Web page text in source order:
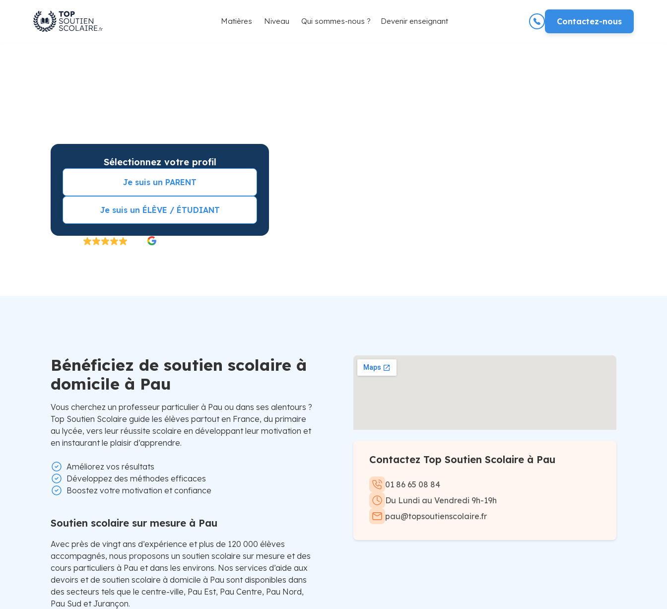
Matières Niveau Qui sommes-nous ? Devenir enseignant Contactez-nous
Sélectionnez votre profil
Je suis un PARENT
Je suis un ÉLÈVE / ÉTUDIANT
Bénéficiez de soutien scolaire à
domicile à Pau
Vous cherchez un professeur particulier à Pau ou dans ses alentours ?
Top Soutien Scolaire guide les élèves partout en France, du primaire
au lycée, vers leur réussite scolaire en développant leur motivation et
en instaurant le plaisir d’apprendre.
Améliorez vos résultats
Développez des méthodes efficaces
Boostez votre motivation et confiance
Soutien scolaire sur mesure à Pau
Avec près de vingt ans d’expérience et plus de 120 000 élèves
accompagnés, nous proposons un soutien scolaire sur mesure et des
cours particuliers à Pau et dans les environs. Nos services d’aide aux
devoirs et de soutien scolaire à domicile à Pau sont disponibles dans
des secteurs tels que le centre-ville, Pau Est, Pau Centre, Pau Nord,
Pau Sud et Jurançon.
Contactez Top Soutien Scolaire à Pau
01 86 65 08 84
Du Lundi au Vendredi 9h-19h
pau@topsoutienscolaire.fr